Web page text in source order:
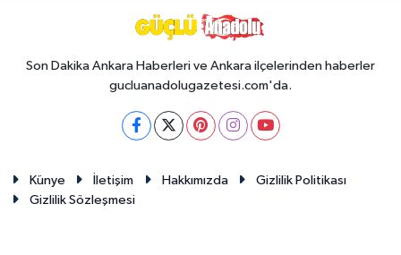
Son Dakika Ankara Haberleri ve Ankara ilçelerinden haberler
gucluanadolugazetesi.com'da.
Künye İletişim Hakkımızda
Gizlilik Politikası
Gizlilik Sözleşmesi